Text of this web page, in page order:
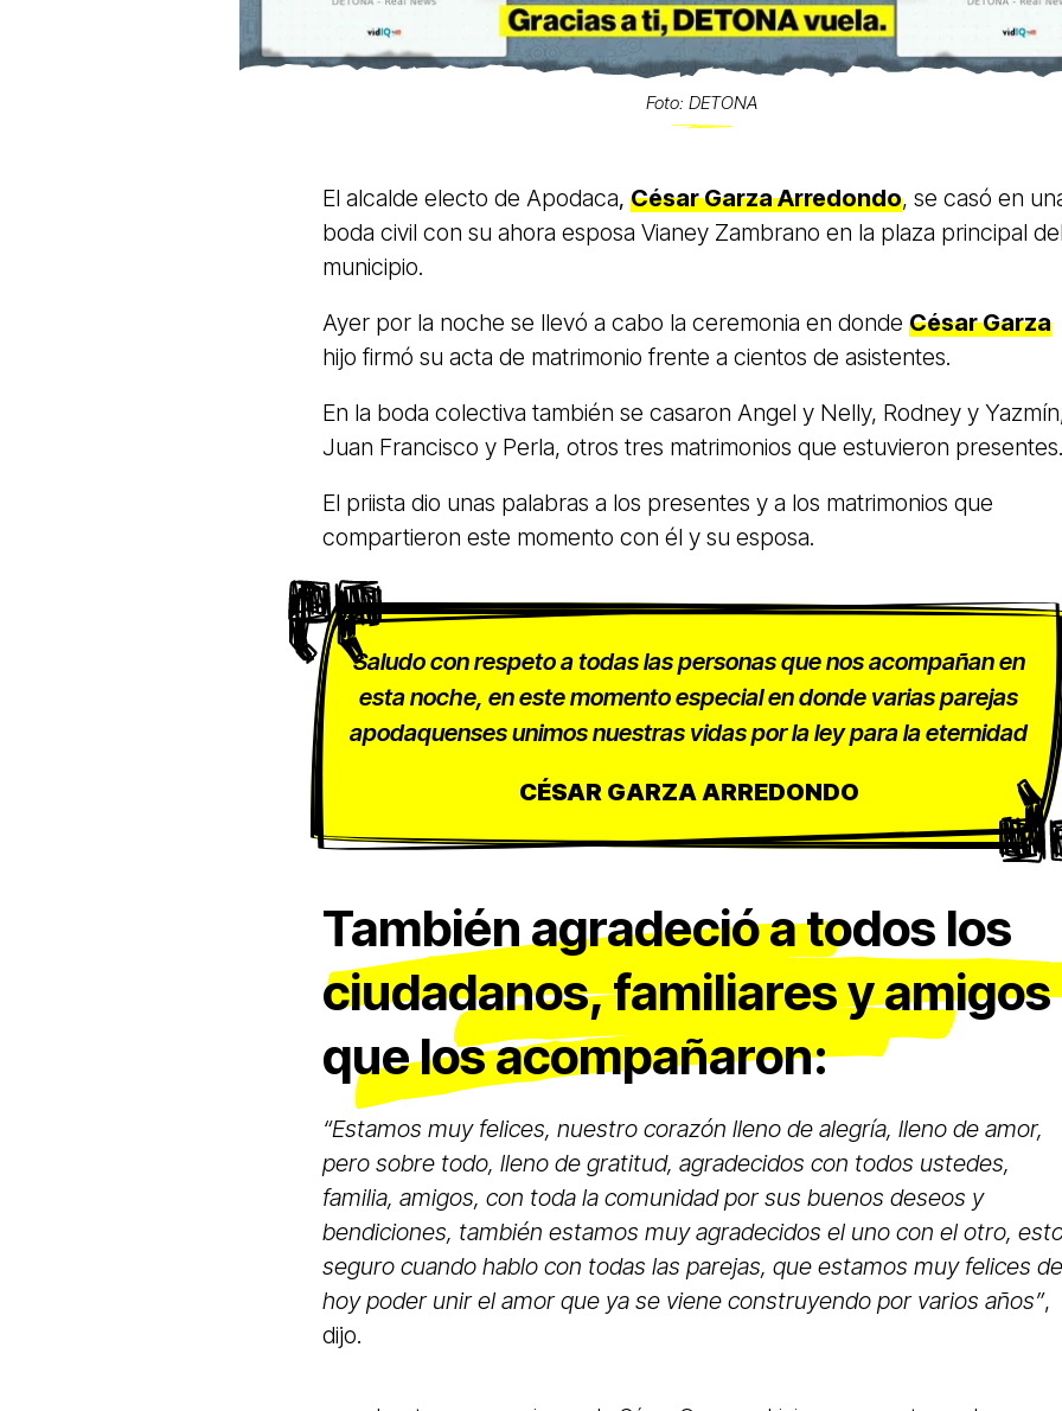
Foto: DETONA
El alcalde electo de Apodaca, César Garza Arredondo, se casó en
boda civil con su ahora esposa Vianey Zambrano en la plaza principal
municipio.
Ayer por la noche se llevó a cabo la ceremonia en donde César Garza
hijo firmó su acta de matrimonio frente a cientos de asistentes.
En la boda colectiva también se casaron Angel y Nelly, Rodney y
Juan Francisco y Perla, otros tres matrimonios que estuvieron
El priista dio unas palabras a los presentes y a los matrimonios que
compartieron este momento con él y su esposa.
Saludo con respeto a todas las personas que nos acompañan en
esta noche, en este momento especial en donde varias parejas
apodaquenses unimos nuestras vidas por la ley para la eternidad
CÉSAR GARZA ARREDONDO
También agradeció a todos los
ciudadanos, familiares y amigos
que los acompañaron:
“Estamos muy felices, nuestro corazón lleno de alegría, lleno de amor,
pero sobre todo, lleno de gratitud, agradecidos con todos ustedes,
familia, amigos, con toda la comunidad por sus buenos deseos y
bendiciones, también estamos muy agradecidos el uno con el otro,
seguro cuando hablo con todas las parejas, que estamos muy felices de
hoy poder unir el amor que ya se viene construyendo por varios años”,
dijo.